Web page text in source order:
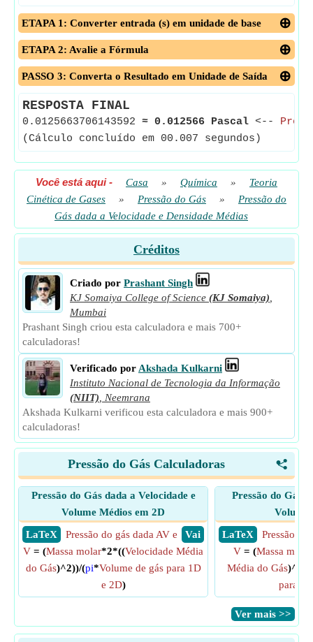
ETAPA 1: Converter entrada (s) em unidade de base
ETAPA 2: Avalie a Fórmula
PASSO 3: Converta o Resultado em Unidade de Saída
RESPOSTA FINAL
0.0125663706143592 ≈ 0.012566 Pascal <--
(Cálculo concluído em 00.007 segundos)
Você está aqui- Casa » Química »
Teoria
Cinética de Gases
» Pressão do Gás »
Pressão do
Gás dada a Velocidade e Densidade Médias
Créditos
Criado por Prashant Singh
KJ Somaiya College of Science (KJ Somaiya)
Mumbai
Prashant Singh criou esta calculadora e mais 700+
calculadoras!
Verificado por Akshada Kulkarni
Instituto Nacional de Tecnologia da Informação
(NIIT)
Neemrana
Akshada Kulkarni verificou esta calculadora e mais 900+
calculadoras!
<
Pressão do Gás Calculadoras
Pressão do Gás dada a Velocidade e
Volume Médios em 2D
​ LaTeX
​ Vai
Pressão do gás dada AV e
V = (Massa molar*2*((Velocidade Média
do Gás)^2))/(pi*Volume de gás para 1D
e 2D)
Pressão do Gás
Volume
​ LaTeX
Pressão do
V= (Massa molar
Média do Gás
para
​Ver mais >>